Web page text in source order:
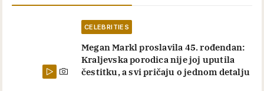
CELEBRITIES
Megan Markl proslavila 45. rođendan:
Kraljevska porodica nije joj uputila
čestitku, a svi pričaju o jednom detalju